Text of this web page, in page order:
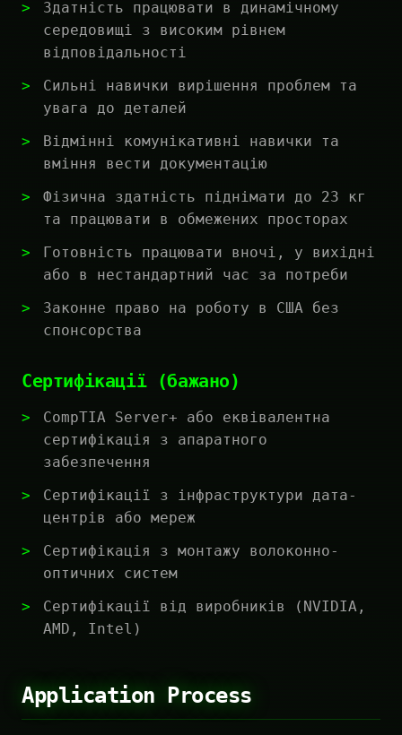
Здатність працювати в динамічному
середовищі з високим рівнем
відповідальності
Сильні навички вирішення проблем та
увага до деталей
Відмінні комунікативні навички та
вміння вести документацію
Фізична здатність піднімати до 23 кг
та працювати в обмежених просторах
Готовність працювати вночі, у вихідні
або в нестандартний час за потреби
Законне право на роботу в США без
спонсорства
Сертифікації (бажано)
CompTIA Server+ або еквівалентна
сертифікація з апаратного
забезпечення
Сертифікації з інфраструктури дата-
центрів або мереж
Сертифікація з монтажу волоконно-
оптичних систем
Сертифікації від виробників (NVIDIA,
AMD, Intel)
Application Process